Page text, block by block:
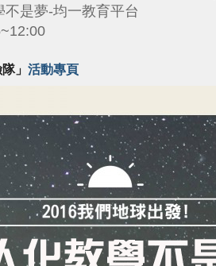
不是夢-均一教育平台
」 活動專頁